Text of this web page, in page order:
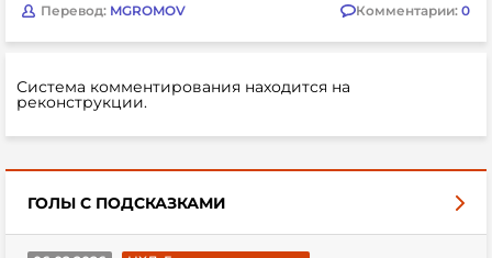
Перевод: MGROMOV Комментарии: 0
Система комментирования находится на
реконструкции.
ГОЛЫ С ПОДСКАЗКАМИ